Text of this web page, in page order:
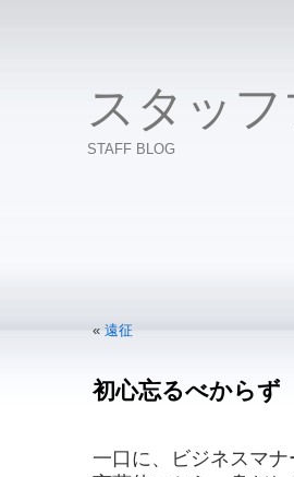
スタッ
STAFF BLOG
« 遠征
初心忘るべからず
一口に、ビジネスマナ